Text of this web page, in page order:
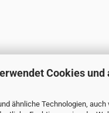
Cookies und
ähnliche Technologien, auch